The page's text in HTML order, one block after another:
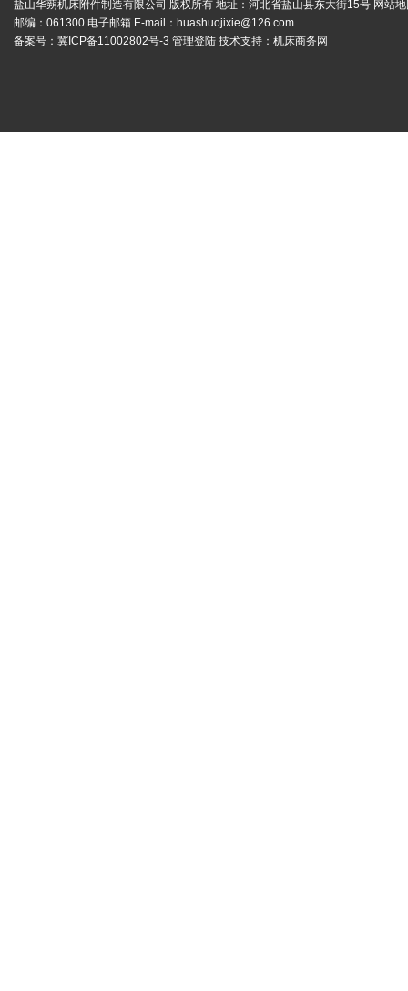
盐山华蒴机床附件制造有限公司 版权所有 地址：河北省盐山县东大街15号 网站
邮编：061300 电子邮箱 E-mail： huashuojixie@126.com
备案号： 冀ICP备11002802号-3 管理登陆 技术支持： 机床商务网